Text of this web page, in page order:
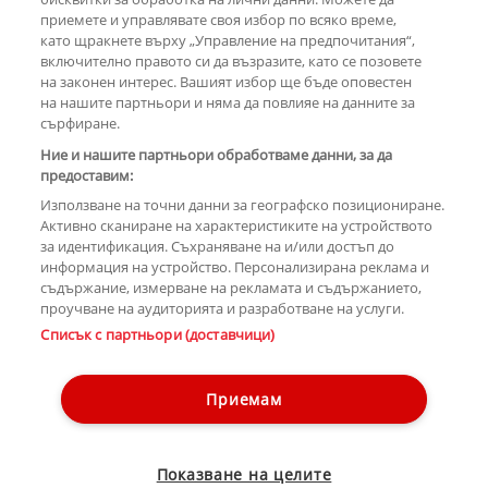
КОМЕНТАРИ
Copyright © 2007-2026 Hotnews.bg. Всички права запазени.
Контакти Общи условия
Етични правила на НСС
Лични данни
Управление на предпочитания
приемете и управлявате своя избор по всяко време,
като щракнете върху „Управление на предпочитания“,
включително правото си да възразите, като се позовете
на законен интерес. Вашият избор ще бъде оповестен
на нашите партньори и няма да повлияе на данните за
сърфиране.
Ние и нашите партньори обработваме данни, за да
предоставим:
Използване на точни данни за географско позициониране.
Активно сканиране на характеристиките на устройството
за идентификация. Съхраняване на и/или достъп до
информация на устройство. Персонализирана реклама и
съдържание, измерване на рекламата и съдържанието,
проучване на аудиторията и разработване на услуги.
Списък с партньори (доставчици)
Приемам
Показване на целите